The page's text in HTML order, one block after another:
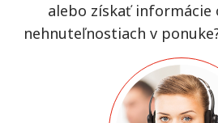
alebo získať informácie
nehnuteľnostiach v